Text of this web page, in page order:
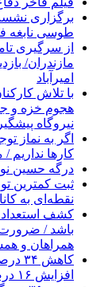
برگزاری
طوسی نابغه
از سرگیری
مازندران/
امیرآباد
با تلاش
هجوم خزه و
نیروگاه
اگر به نماز
کارها نداریم
درگه حسین
نقطه‌ای به کانال ۳۰
کشف استعداد
باشد / ضرورت
همراهان و
افزایش ۱۶ درصدی مصدومین حوادث ناشی از کار